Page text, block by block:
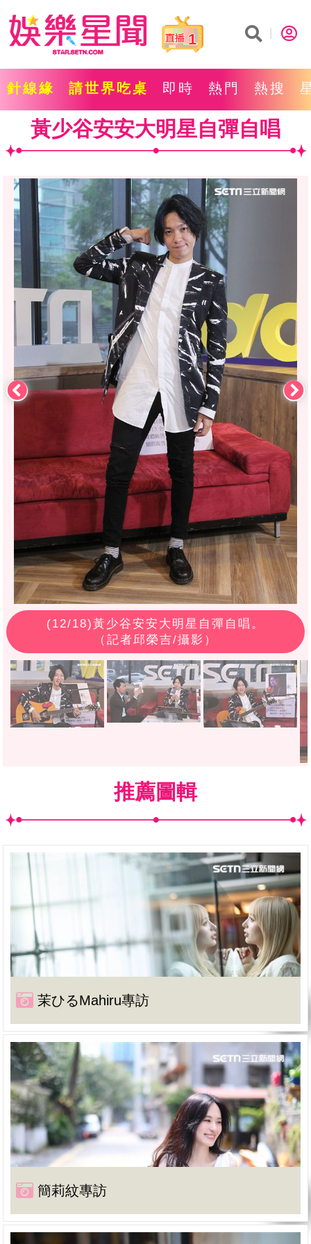
1
針線緣 請世界吃桌 即時 熱門 熱搜
黃少谷安安大明星自彈自唱
(12/18)黃少谷安安大明星自彈自唱。
（記者邱榮吉/攝影）
推薦圖輯
茉ひるMahiru專訪
簡莉紋專訪